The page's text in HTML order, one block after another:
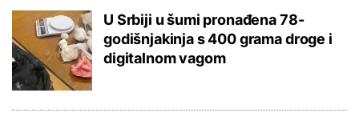
U Srbiji u šumi pronađena 78-
godišnjakinja s 400 grama droge i
digitalnom vagom